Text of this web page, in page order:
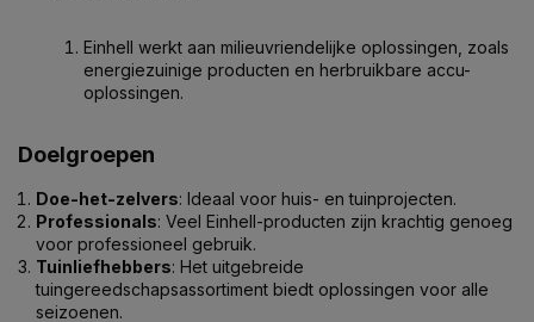
Einhell werkt aan milieuvriendelijke oplossingen, zoals
energiezuinige producten en herbruikbare accu-
oplossingen.
Doelgroepen
Doe-het-zelvers: Ideaal voor huis- en tuinprojecten.
Professionals: Veel Einhell-producten zijn krachtig genoeg
voor professioneel gebruik.
Tuinliefhebbers: Het uitgebreide
tuingereedschapsassortiment biedt oplossingen voor alle
seizoenen.